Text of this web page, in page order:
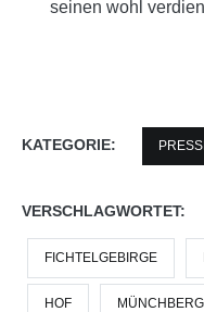
seinen wohl
KATEGORIE:
VERSCHLAGWORTET:
FICHTELGEBIRGE
HOF MÜNCHBERG